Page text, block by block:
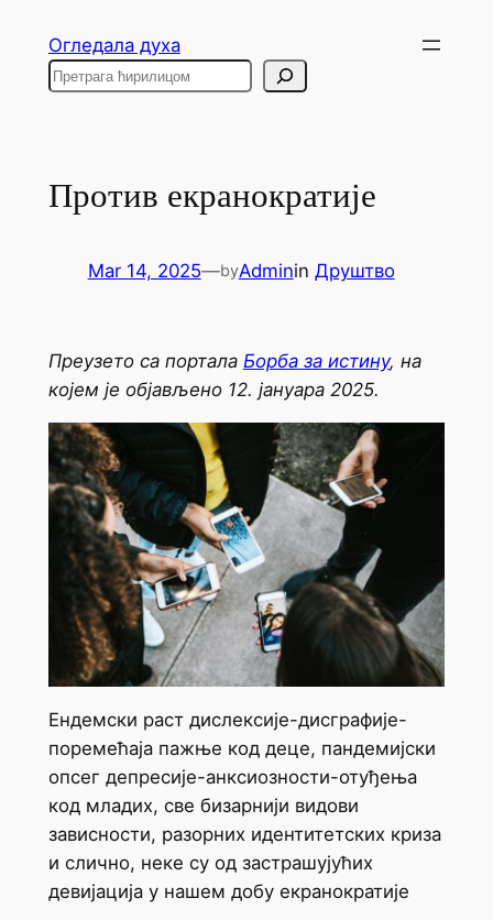
content
Огледала духа
Search
Против екранократије
Mar 14, 2025—byAdminin Друштво
Преузето са портала Борба за истину, на
којем је објављено 12. јануара 2025.
Ендемски раст дислексије-дисграфије-
поремећаја пажње код деце, пандемијски
опсег депресије-анксиозности-отуђења
код младих, све бизарнији видови
зависности, разорних идентитетских криза
и слично, неке су од застрашујућих
девијација у нашем добу екранократије